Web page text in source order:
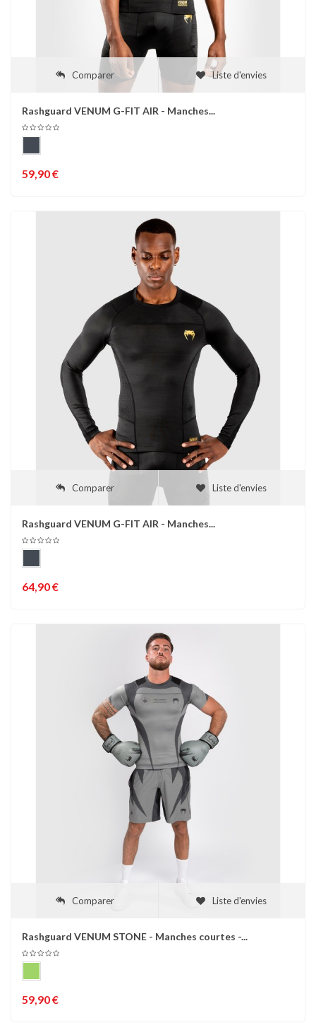
Comparer Liste d'envies
Rashguard VENUM G-FIT AIR - Manches...
59,90 €
Comparer Liste d'envies
Rashguard VENUM G-FIT AIR - Manches...
64,90 €
Comparer Liste d'envies
Rashguard VENUM STONE - Manches courtes -...
59,90 €